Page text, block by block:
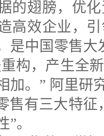
的翅膀，优
高效企业，
是中国零售大
构，产生全
加。” 阿里研
售有三大特
。